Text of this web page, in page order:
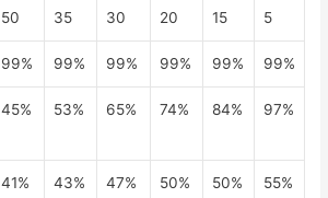
50
35
30
20
15
5
99% 99% 99% 99% 99% 99%
45% 53% 65% 74% 84% 97%
41% 43% 47% 50% 50% 55%